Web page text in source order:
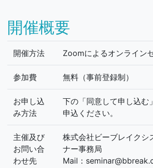
開催概要
開催方法 Zoomによるオンライン
参加費 無料（事前登録制）
お申し込
み方法
下の「同意して申し込む
申込ください。
主催及び
お問い合
わせ先
株式会社ビーブレイク
ナー事務局
Mail：